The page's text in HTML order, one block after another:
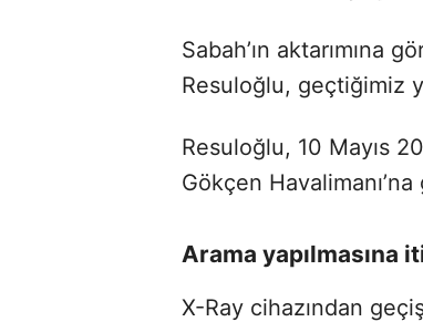
Sabah’ın aktarımına
Resuloğlu, geçtiğimiz
Resuloğlu, 10 Mayıs
Gökçen
Arama yapılmasına
X-Ray cihazından